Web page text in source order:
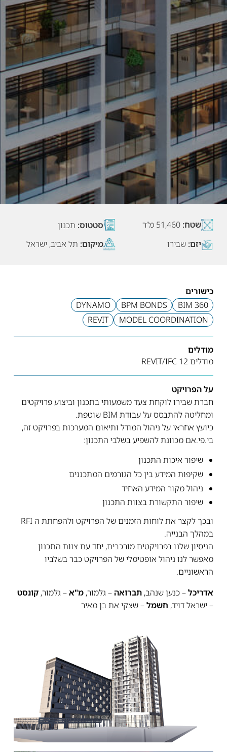
שטח: 51,460 מ”ר סטטוס: תכנון
יזם: שבירו מיקום: תל אביב, ישראל
כישורים
BIM 360
BPM BONDS
DYNAMO
MODEL COORDINATION
REVIT
מודלים
מודלים REVIT/IFC 12
על הפרויקט
חברת שבירו לוקחת צעד משמעותי בתכנון וביצוע פרויקטים
ומחליטה להתבסס על עבודת BIM שוטפת.
כיועץ אחראי על ניהול המודל ותיאום המערכות בפרויקט זה,
בי.פי.אם מכוונת להשפיע בשלבי התכנון:
שיפור איכות התכנון
שקיפות המידע בין כל הגורמים המתכננים
ניהול מקור המידע האחיד
שיפור התקשורת בצוות התכנון
ובכך לקצר את לוחות הזמנים של הפרויקט ולהפחתת ה RFI
במהלך הבנייה.
הניסיון שלנו בפרויקטים מורכבים, יחד עם צוות התכנון
מאפשר לנו ניהול אופטימלי של הפרויקט כבר בשלביו
הראשוניים.
אדריכל– כנען שנהב, תברואה – גלמור, מ"א– גלמור, קונסט
– ישראל דויד, חשמל– שצקי את בן מאיר